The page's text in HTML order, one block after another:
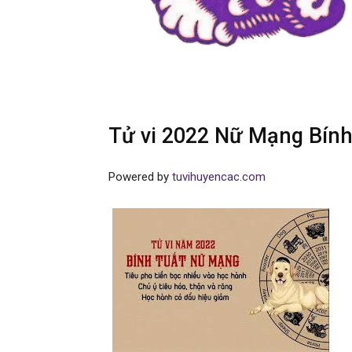
Tử vi 2022 Nữ Mạng
Powered by tuvihuyencac.com